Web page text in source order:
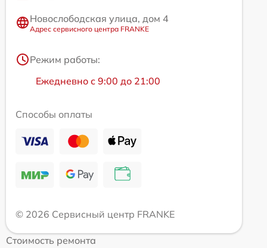
Новослободская улица, дом 4
Адрес сервисного центра FRANKE
Режим работы:
Ежедневно с 9:00 до 21:00
Способы оплаты
© 2026 Сервисный центр FRANKE
Стоимость ремонта